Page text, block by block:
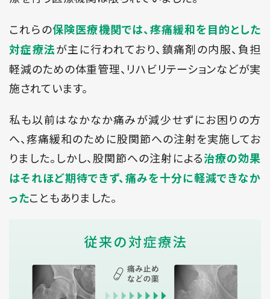
これらの保険医療機関では、疼痛緩和を目的とした
対症療法が主に行われており、鎮痛剤の内服、負担
軽減のための体重管理、リハビリテーションなどが実
施されています。
私も以前はなかなか痛みが減少せずにお困りの方
へ、疼痛緩和のために股関節への注射を実施してお
りました。しかし、股関節への注射による治療の効果
はそれほど期待できず、痛みを十分に軽減できなか
ったこともありました。